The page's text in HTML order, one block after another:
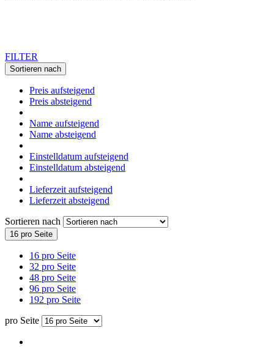
FILTER
Sortieren nach
Preis aufsteigend
Preis absteigend
Name aufsteigend
Name absteigend
Einstelldatum aufsteigend
Einstelldatum absteigend
Lieferzeit aufsteigend
Lieferzeit absteigend
Sortieren nach
16 pro Seite
16 pro Seite
32 pro Seite
48 pro Seite
96 pro Seite
192 pro Seite
pro Seite